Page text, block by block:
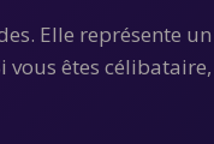
Elle représente
êtes